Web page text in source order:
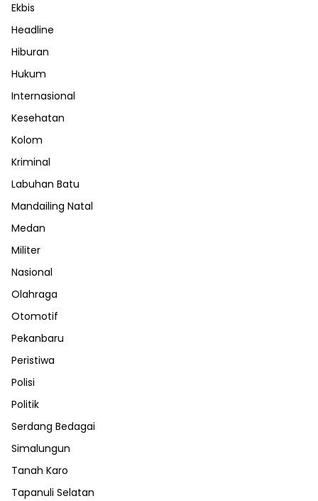
Ekbis
Headline
Hiburan
Hukum
Internasional
Kesehatan
Kolom
Kriminal
Labuhan Batu
Mandailing Natal
Medan
Militer
Nasional
Olahraga
Otomotif
Pekanbaru
Peristiwa
Polisi
Politik
Serdang Bedagai
Simalungun
Tanah Karo
Tapanuli Selatan